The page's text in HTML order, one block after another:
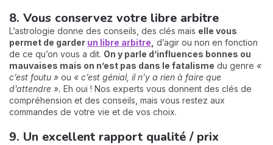
8. Vous conservez votre libre arbitre
L’astrologie donne des conseils, des clés mais elle vous
permet de garder un libre arbitre d’agir ou non en fonction
de ce qu’on vous a dit. On y parle d’influences bonnes ou
mauvaises mais on n’est pas dans le fatalisme du genre «
c’est foutu » ou « c’est génial, il n’y a rien à faire que
d’attendre ». Eh oui ! Nos experts vous donnent des clés de
compréhension et des conseils, mais vous restez aux
commandes de votre vie et de vos choix.
9. Un excellent rapport qualité / prix